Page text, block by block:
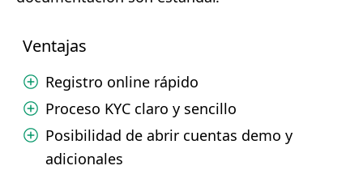
Ventajas
Registro online rápido
Proceso KYC claro y sencillo
Posibilidad de abrir cuentas demo y
adicionales